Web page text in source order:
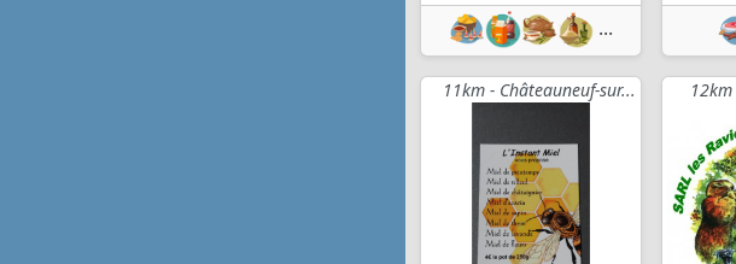
...
11km - Châteauneuf-sur...